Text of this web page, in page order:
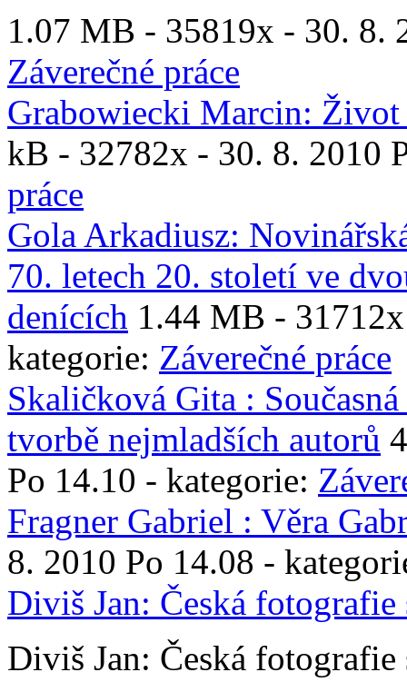
1.07 MB - 35819x - 30. 8.
Záverečné práce
Grabowiecki Marcin:
kB - 32782x - 30. 8. 2010
práce
Gola Arkadiusz:
70. letech 20. století ve
denících 1.44 MB - 31712x
kategorie: Záverečné práce
Skaličková Gita :
tvorbě nejmladších autorů
Po 14.10 - kategorie:
Fragner Gabriel : Věra
8. 2010 Po 14.08 -
Diviš Jan: Česká fotografie
Diviš Jan: Česká fotografie